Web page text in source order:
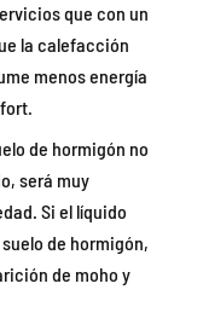
que con un
la calefacción
menos energía
de hormigón no
será muy
Si el líquido
de hormigón,
de moho y